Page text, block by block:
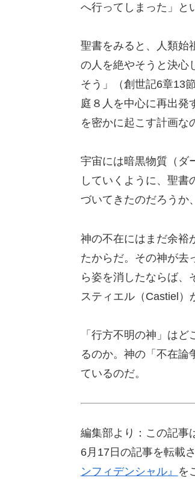
へ行ってしまった」と
聖書をみると、人類始
の人を絶やそうと決心
そう」（創世記6章13
庭８人を中心に再出発
を密かに起こす計画な
宇宙には暗黒物質（ダ
していくように、聖
づいてきたのだろうか
神の不在にはまだ余裕
たからだ。その神が去
ら姿を消したならば、
スティエル（Castiel）
「行方不明の神」は
るのか。神の「不在論
ているのだ。
編集部より：この記事
6月17日の記事を転載
ンフィデンシャル』
を